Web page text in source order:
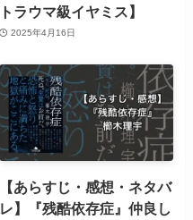
トラウマ級イヤミス】
2025年4月16日
【あらすじ・感想・ネタバ
レ】『残酷依存症』仲良し